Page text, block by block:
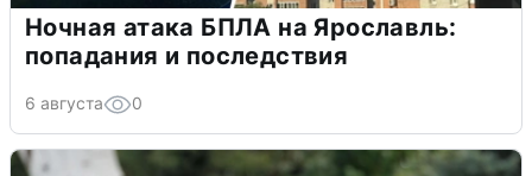
Ночная атака БПЛА на Ярославль:
попадания и последствия
6 августа 0